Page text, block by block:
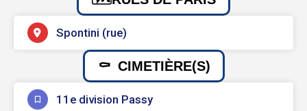
Spontini (rue)
CIMETIÈRE(S)
11e division Passy